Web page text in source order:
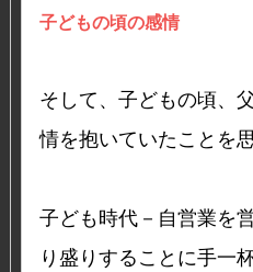
子どもの頃の感情
そして、子どもの頃、
情を抱いていたことを
子ども時代－自営業を
り盛りすることに手一